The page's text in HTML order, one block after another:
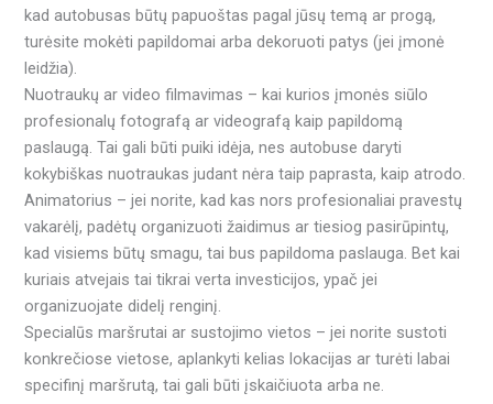
kad autobusas būtų papuoštas pagal jūsų temą ar progą,
turėsite mokėti papildomai arba dekoruoti patys (jei įmonė
leidžia).
Nuotraukų ar video filmavimas – kai kurios įmonės siūlo
profesionalų fotografą ar videografą kaip papildomą
paslaugą. Tai gali būti puiki idėja, nes autobuse daryti
kokybiškas nuotraukas judant nėra taip paprasta, kaip atrodo.
Animatorius – jei norite, kad kas nors profesionaliai pravestų
vakarėlį, padėtų organizuoti žaidimus ar tiesiog pasirūpintų,
kad visiems būtų smagu, tai bus papildoma paslauga. Bet kai
kuriais atvejais tai tikrai verta investicijos, ypač jei
organizuojate didelį renginį.
Specialūs maršrutai ar sustojimo vietos – jei norite sustoti
konkrečiose vietose, aplankyti kelias lokacijas ar turėti labai
specifinį maršrutą, tai gali būti įskaičiuota arba ne.